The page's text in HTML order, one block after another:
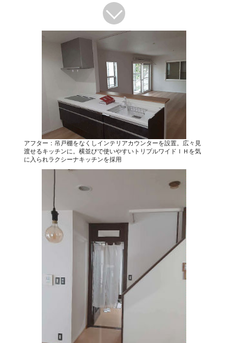
アフター：吊戸棚をなくしインテリアカウンターを設置。広々見
渡せるキッチンに。横並びで使いやすいトリプルワイドＩＨを気
に入られラクシーナキッチンを採用